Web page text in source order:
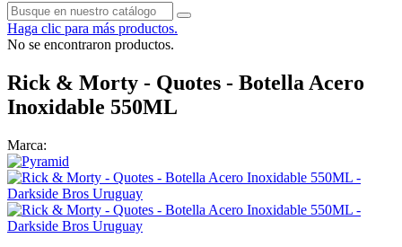
Haga clic para más productos.
No se encontraron productos.
Rick & Morty - Quotes - Botella Acero
Inoxidable 550ML
Marca: